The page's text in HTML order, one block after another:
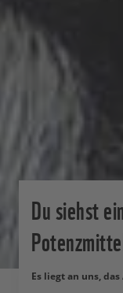
Du siehst
Es liegt an uns,